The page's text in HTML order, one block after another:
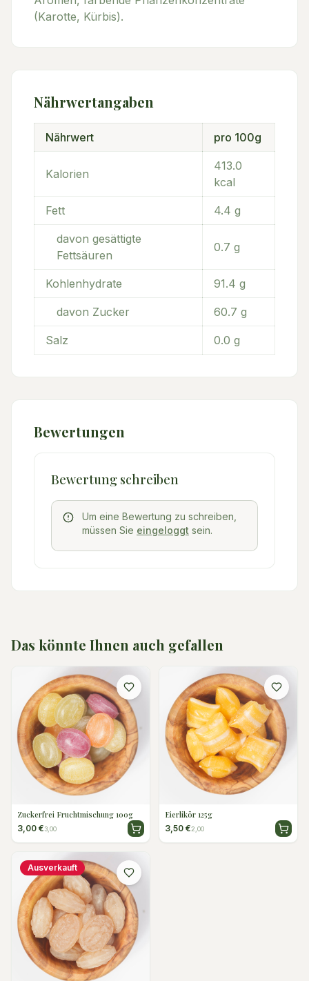
(Karotte, Kürbis).
Nährwertangaben
Nährwert pro 100g
Kalorien
413.0
kcal
Fett 4.4 g
davon gesättigte
Fettsäuren
0.7 g
Kohlenhydrate 91.4 g
davon Zucker 60.7 g
Salz 0.0 g
Bewertungen
Bewertung schreiben
Um eine Bewertung zu schreiben,
müssen Sie eingeloggt sein.
Das könnte Ihnen auch gefallen
Zuckerfrei Fruchtmischung 100g
3,00 €3,00
Eierlikör 125g
3,50 €2,00
Ausverkauft